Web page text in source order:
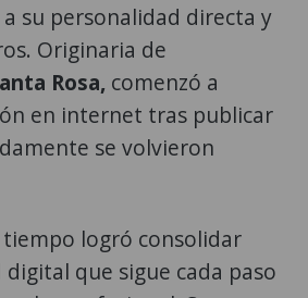
a su personalidad directa y
Originaria de
Rosa, comenzó a
en internet tras publicar
se volvieron
tiempo logró consolidar
que sigue cada paso